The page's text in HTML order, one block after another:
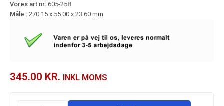
Vores art nr: 605-258
Måle : 270.15 x 55.00 x 23.60 mm
345.00 KR. INKL MOMS